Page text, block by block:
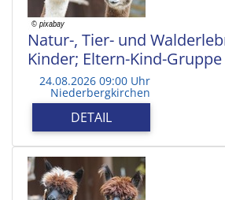
Natur-, Tier- und
Kinder; Eltern-Kind-Gruppe
24.08.2026 09:00 Uhr
Niederbergkirchen
DETAIL